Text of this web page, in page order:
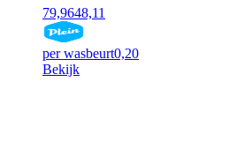
79,9648,11
per wasbeurt0,20
Bekijk